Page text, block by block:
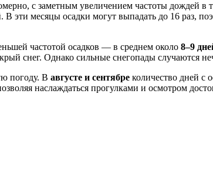
с заметным увеличением частоты
эти месяцы осадки могут выпадать до 16 раз,
частотой осадков — в среднем около 8–9
снег. Однако сильные снегопады случаются
погоду. В августе и сентябре количество дней с
наслаждаться прогулками и осмотром